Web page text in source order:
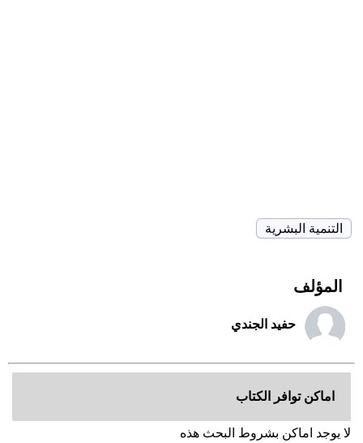
التنمية البشرية
المؤلف
حفيد الجندي
اماكن توافر الكتاب
لا يوجد اماكن بشروط البحث هذه